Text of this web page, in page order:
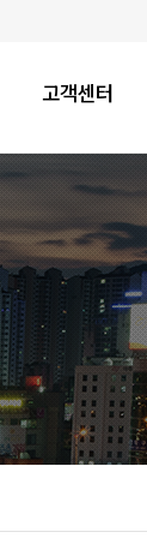
고객센터